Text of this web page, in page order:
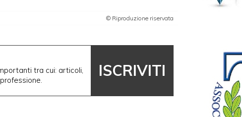
© Riproduzione riservata
tra cui: articoli,
ISCRIVITI